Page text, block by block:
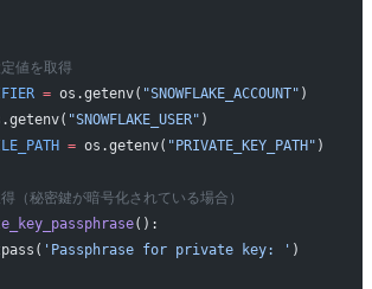
値を取得
= os.getenv( "SNOWFLAKE_ACCOUNT" )
"SNOWFLAKE_USER" )
= os.getenv( "PRIVATE_KEY_PATH" )
（秘密鍵が暗号化されている場合）
():
'Passphrase for private key: ' )